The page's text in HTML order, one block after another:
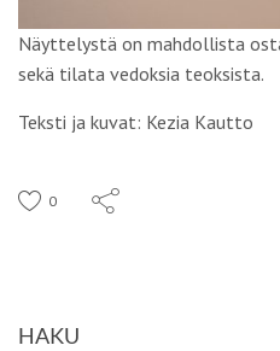
Näyttelystä on mahdollista
sekä tilata vedoksia teoksista.
Teksti ja kuvat: Kezia Kautto
0
HAKU